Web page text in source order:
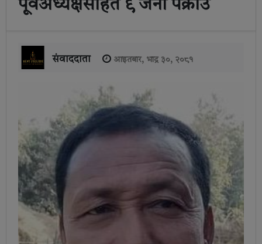
पूर्वअध्यक्षसहित ९ जना पक्राउ
संवाददाता आइतबार, भाद्र ३०, २०८१